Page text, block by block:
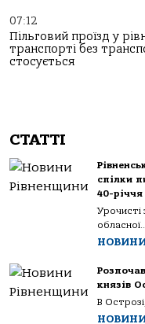
07:12
Пільговий проїзд у
транспорті без
стосується
СТАТТІ
спілки
40-річчя
Урочисті
князів
В